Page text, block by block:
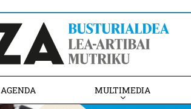
AGENDA MULTIMEDIA